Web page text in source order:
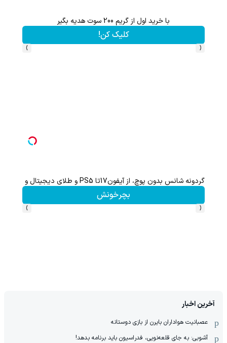
با خرید اول از گریم 200 سوت هدیه بگیر
کلیک کن!
‹
›
گردونه شانس بدون پوچ، از آیفون17تا PS5 و طلای دیجیتال و دلار🔥
بچرخونش
‹
›
آخرین اخبار
عصبانیت هواداران بایرن از بازی دوستانه
آشوبی: به جای قلعه‌نویی، فدراسیون باید برنامه بدهد!